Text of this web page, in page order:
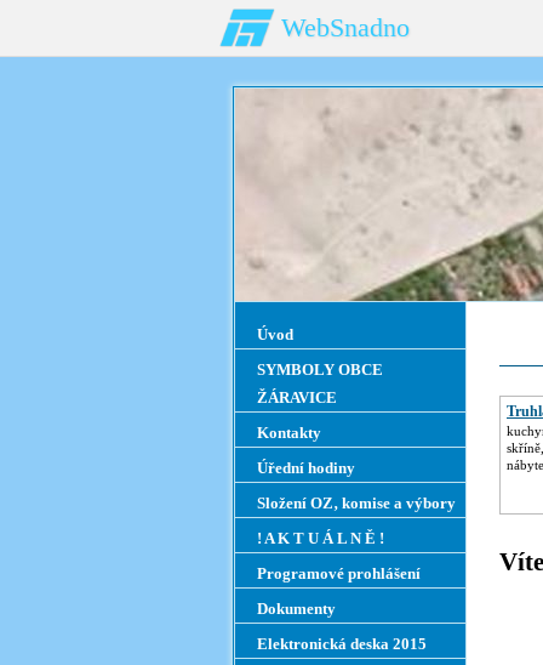
WebSnadno
skříně,
Úvod
SYMBOLY OBCE
ŽÁRAVICE
Kontakty
Úřední hodiny
Složení OZ‚ komise a výbory
! A K T U Á L N Ě !
Programové prohlášení
Dokumenty
Elektronická deska 2015